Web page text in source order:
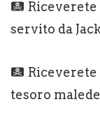
servito da
tesoro